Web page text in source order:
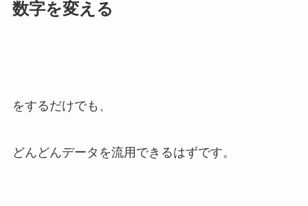
数字を変える
をするだけでも、
どんどんデータを流用できるはずです。